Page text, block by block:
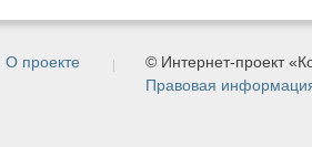
О проекте
© Интернет-проект
Правовая